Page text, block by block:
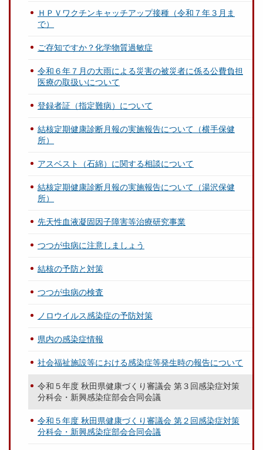
ＨＰＶワクチンキャッチアップ接種（令和７年３月ま
で）
ご存知ですか？化学物質過敏症
令和６年７月の大雨による災害の被災者に係る公費負担
医療の取扱いについて
登録者証（指定難病）について
結核定期健康診断月報の実施報告について（横手保健
所）
アスベスト（石綿）に関する相談について
結核定期健康診断月報の実施報告について（湯沢保健
所）
先天性血液凝固因子障害等治療研究事業
つつが虫病に注意しましょう
結核の予防と対策
つつが虫病の検査
ノロウイルス感染症の予防対策
県内の感染症情報
社会福祉施設等における感染症等発生時の報告について
令和５年度 秋田県健康づくり審議会 第３回感染症対策
分科会・新興感染症部会合同会議
令和５年度 秋田県健康づくり審議会 第２回感染症対策
分科会・新興感染症部会合同会議